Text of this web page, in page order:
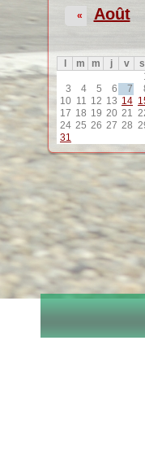
Août
«
m m j v s
3
4 5 6 7
10 11 12 13 14
17 18 19 20 21
24 25 26 27 28
31